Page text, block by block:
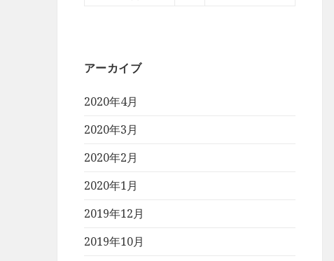
アーカイブ
2020年4月
2020年3月
2020年2月
2020年1月
2019年12月
2019年10月